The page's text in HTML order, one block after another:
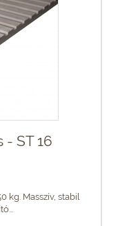
- ST 16
kg. Masszív, stabil